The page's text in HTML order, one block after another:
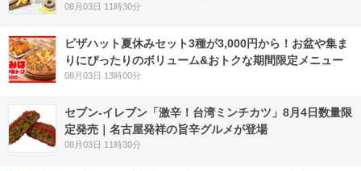
08月03日 11時30分
ピザハット夏休みセット3種が3,000円から！お盆や集ま
りにぴったりのボリューム&おトクな期間限定メニュー
08月03日 13時00分
セブン-イレブン「激辛！台湾ミンチカツ」8月4日数量限
定発売｜名古屋発祥の旨辛グルメが登場
08月03日 11時30分